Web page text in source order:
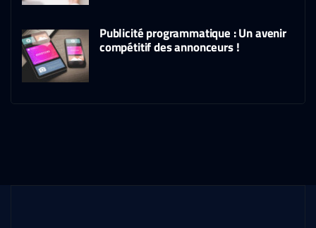
Publicité programmatique : Un avenir
compétitif des annonceurs !